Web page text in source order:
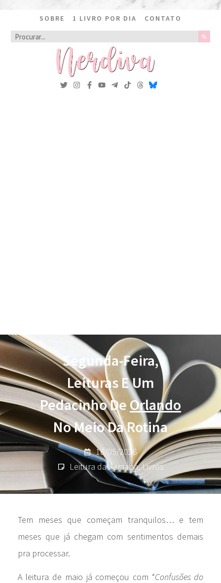
SOBRE 1 LIVRO POR DIA CONTATO
Segunda-Feira,
Leituras E Um
Pedacinho De Orlando
No Meio Da Rotina
18/05/2026
Leitura da Semana,Livros
Tem meses que começam tranquilos… e tem
meses que já chegam com sentimentos demais
pra processar.
A leitura de maio já começou com “Confusões do